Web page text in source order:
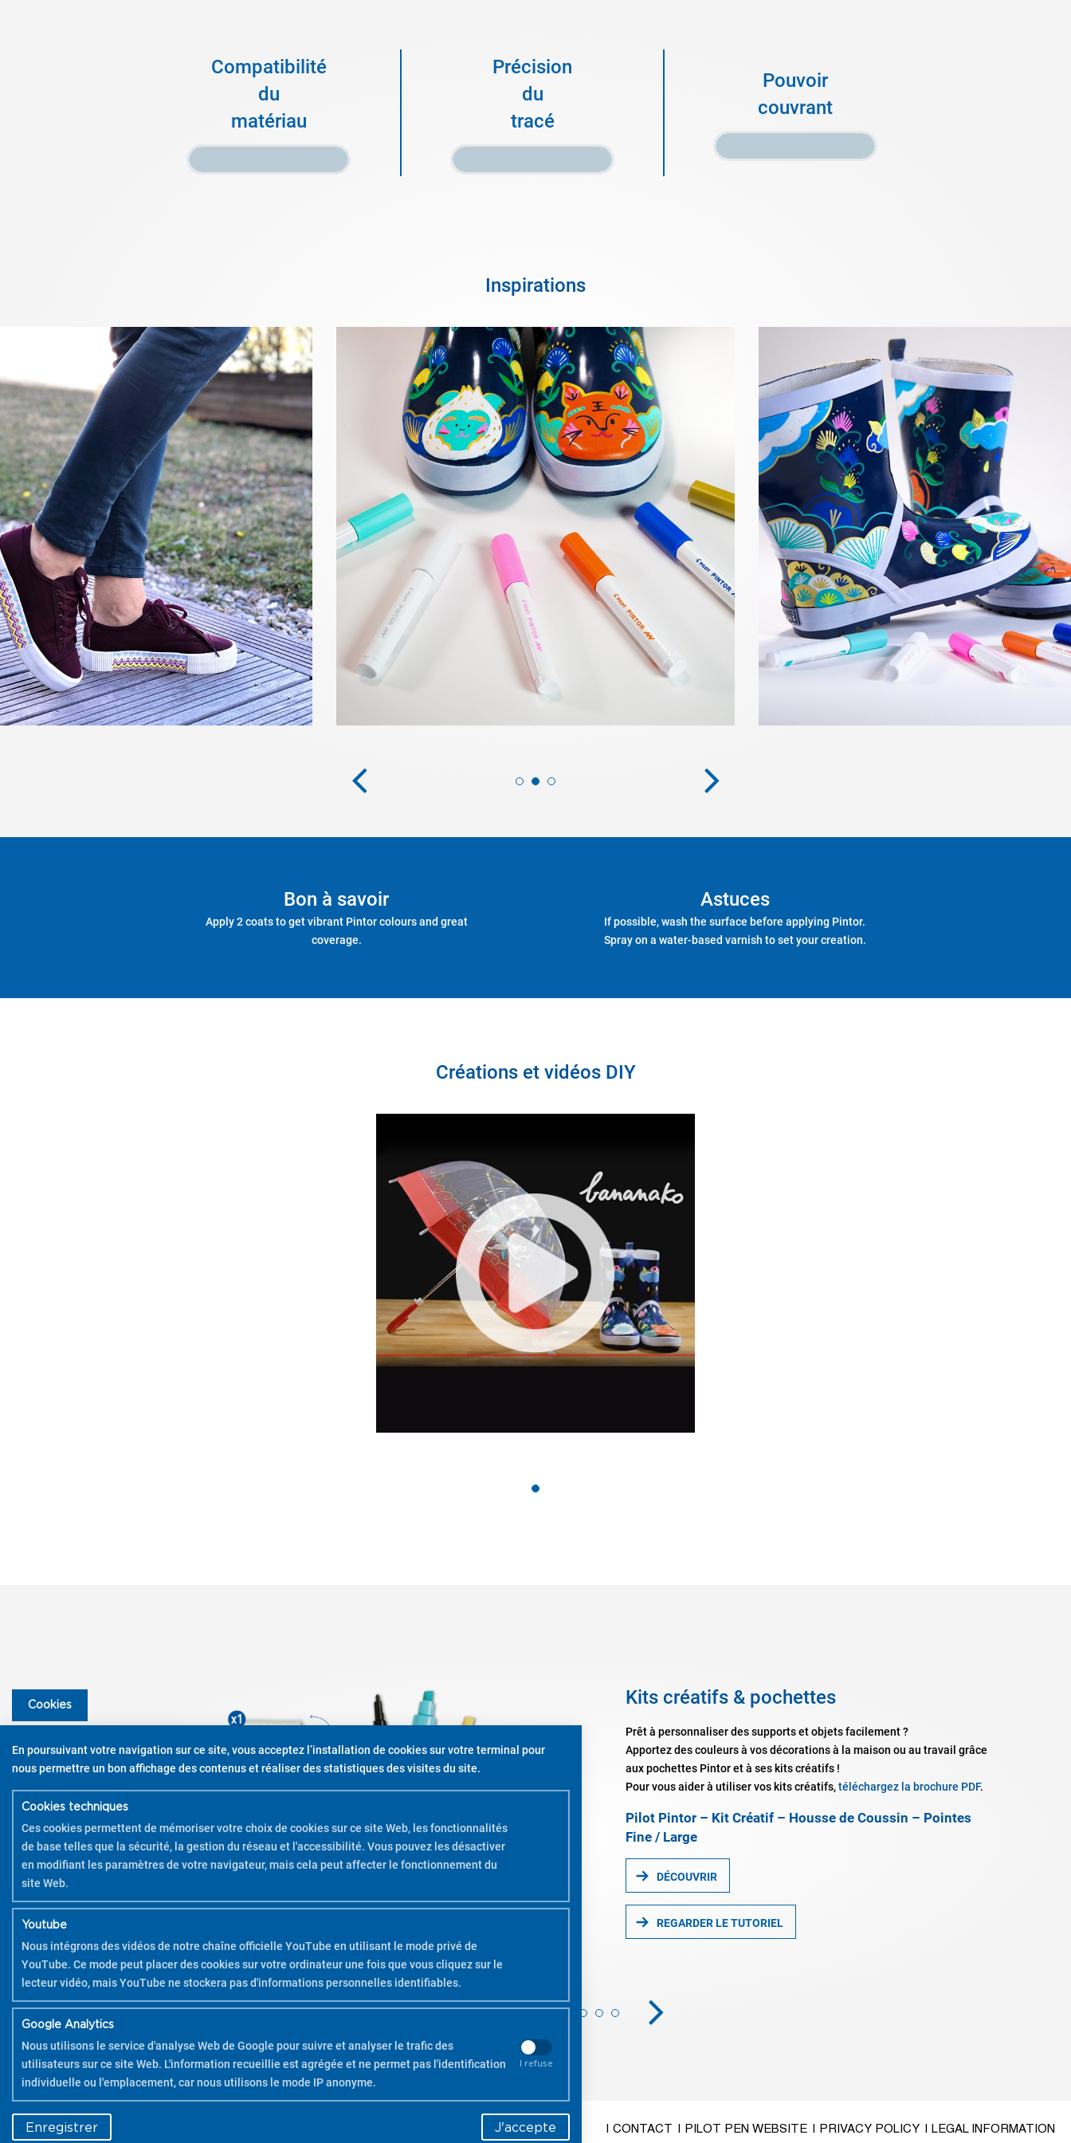
Compatibilité
du
matériau
Précision
du
tracé
Pouvoir
couvrant
Inspirations
Bon à savoir
Apply 2 coats to get vibrant Pintor colours and great
coverage.
Astuces
If possible, wash the surface before applying Pintor.
Spray on a water-based varnish to set your creation.
Créations et vidéos DIY
Kits créatifs & pochettes
Prêt à personnaliser des supports et objets facilement ?
Apportez des couleurs à vos décorations à la maison ou au travail grâce
aux pochettes Pintor et à ses kits créatifs !
Pour vous aider à utiliser vos kits créatifs,téléchargez la brochure PDF.
Pilot Pintor – Kit Créatif – Housse de Coussin – Pointes
Fine / Large
DÉCOUVRIR
REGARDER LE TUTORIEL
COPYRIGHT 2026 PILOT | CONTACT | PILOT PEN WEBSITE | PRIVACY POLICY | LEGAL INFORMATION
Cookies
En poursuivant votre navigation sur ce site, vous acceptez l’installation de cookies sur votre terminal pour
nous permettre un bon affichage des contenus et réaliser des statistiques des visites du site.
Cookies techniques
Ces cookies permettent de mémoriser votre choix de cookies sur ce site Web, les fonctionnalités
de base telles que la sécurité, la gestion du réseau et l'accessibilité. Vous pouvez les désactiver
en modifiant les paramètres de votre navigateur, mais cela peut affecter le fonctionnement du
site Web.
Youtube
Nous intégrons des vidéos de notre chaîne officielle YouTube en utilisant le mode privé de
YouTube. Ce mode peut placer des cookies sur votre ordinateur une fois que vous cliquez sur le
lecteur vidéo, mais YouTube ne stockera pas d'informations personnelles identifiables.
Google Analytics
Nous utilisons le service d'analyse Web de Google pour suivre et analyser le trafic des
utilisateurs sur ce site Web. L'information recueillie est agrégée et ne permet pas l'identification
individuelle ou l'emplacement, car nous utilisons le mode IP anonyme.
I refuse
Enregistrer J'accepte